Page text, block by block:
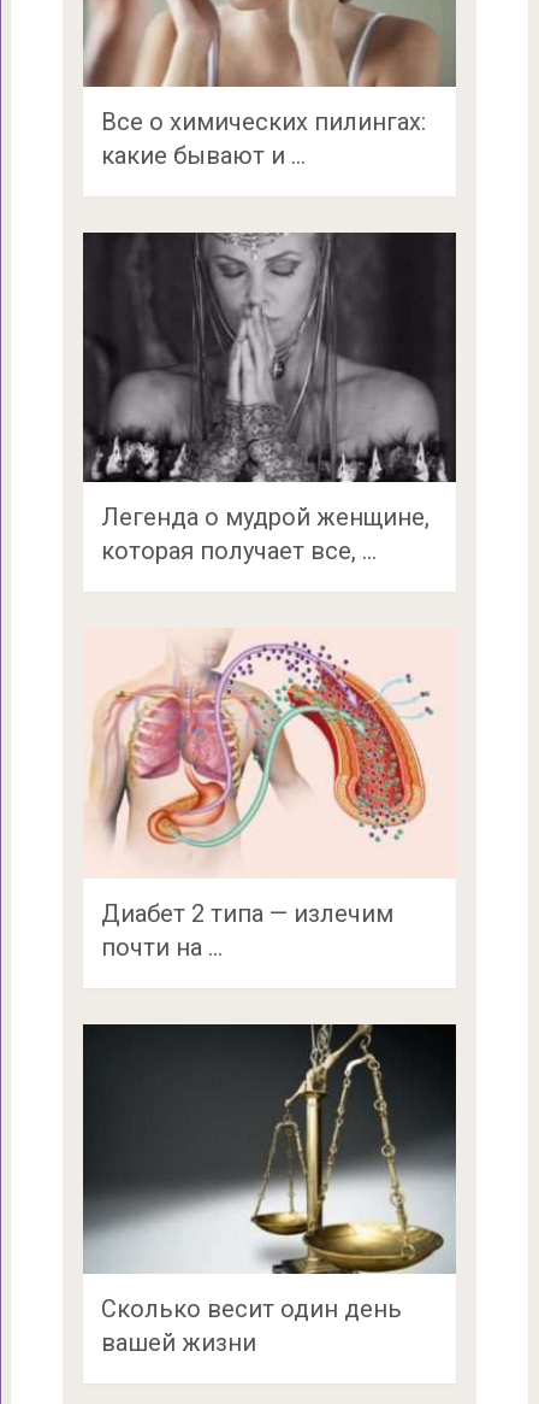
Все о химических пилингах:
какие бывают и …
Легенда о мудрой женщине,
которая получает все, …
Диабет 2 типа — излечим
почти на …
Сколько весит один день
вашей жизни